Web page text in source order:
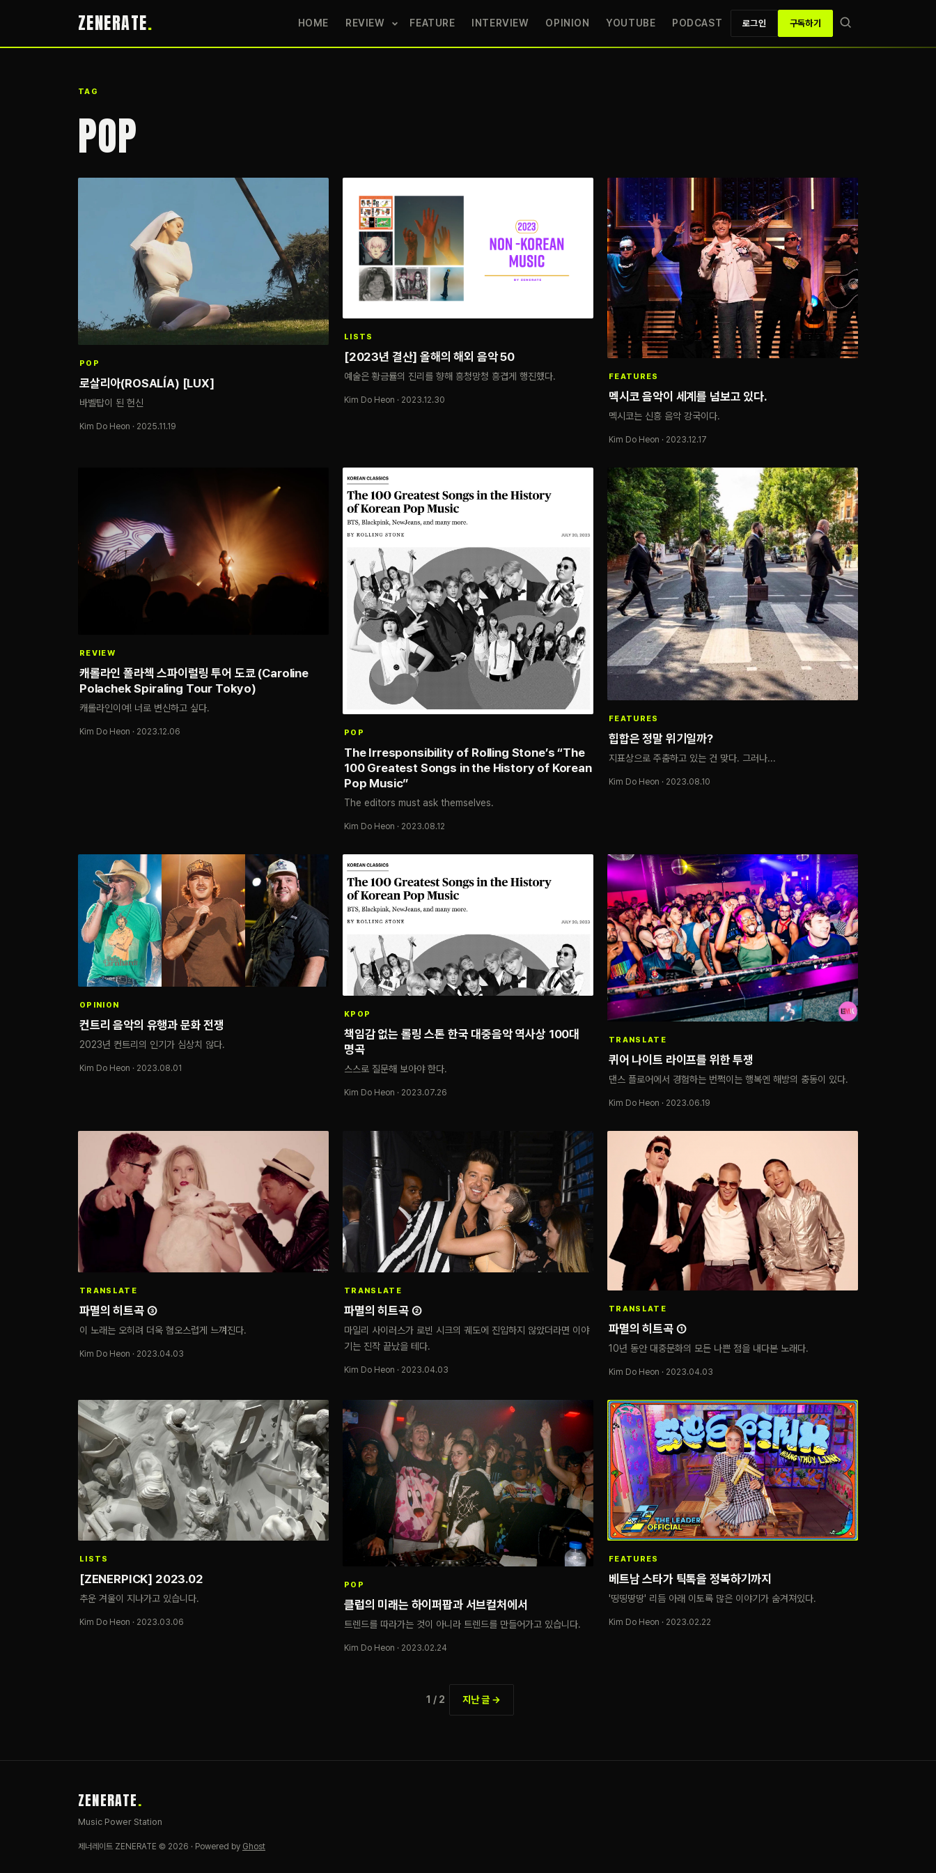
ZENERATE HOME REVIEW FEATURE INTERVIEW OPINION YOUTUBE PODCAST 로그인 구독하기
TAG
POP
POP
로살리아(ROSALÍA) [LUX]
바벨탑이 된 헌신
Kim Do Heon · 2025.11.19
LISTS
[2023년 결산] 올해의 해외 음악 50
예술은 황금률의 진리를 향해 흥청망청 흥겹게 행진했다.
Kim Do Heon · 2023.12.30
FEATURES
멕시코 음악이 세계를 넘보고 있다.
멕시코는 신흥 음악 강국이다.
Kim Do Heon · 2023.12.17
REVIEW
캐롤라인 폴라첵 스파이럴링 투어 도쿄 (Caroline
Polachek Spiraling Tour Tokyo)
캐롤라인이여! 너로 변신하고 싶다.
Kim Do Heon · 2023.12.06 POP
The Irresponsibility of Rolling Stone’s “The
100 Greatest Songs in the History of Korean
Pop Music”
The editors must ask themselves.
Kim Do Heon · 2023.08.12
FEATURES
힙합은 정말 위기일까?
지표상으로 주춤하고 있는 건 맞다. 그러나...
Kim Do Heon · 2023.08.10
OPINION
컨트리 음악의 유행과 문화 전쟁
2023년 컨트리의 인기가 심상치 않다.
Kim Do Heon · 2023.08.01
KPOP
책임감 없는 롤링 스톤 한국 대중음악 역사상 100대
명곡
스스로 질문해 보아야 한다.
Kim Do Heon · 2023.07.26
TRANSLATE
퀴어 나이트 라이프를 위한 투쟁
댄스 플로어에서 경험하는 번쩍이는 행복엔 해방의 충동이 있다.
Kim Do Heon · 2023.06.19
TRANSLATE
파멸의 히트곡 ③
이 노래는 오히려 더욱 혐오스럽게 느껴진다.
Kim Do Heon · 2023.04.03
TRANSLATE
파멸의 히트곡 ②
마일리 사이러스가 로빈 시크의 궤도에 진입하지 않았더라면 이야
기는 진작 끝났을 테다.
Kim Do Heon · 2023.04.03
TRANSLATE
파멸의 히트곡 ①
10년 동안 대중문화의 모든 나쁜 점을 내다본 노래다.
Kim Do Heon · 2023.04.03
LISTS
[ZENERPICK] 2023.02
추운 겨울이 지나가고 있습니다.
Kim Do Heon · 2023.03.06
POP
클럽의 미래는 하이퍼팝과 서브컬처에서
트렌드를 따라가는 것이 아니라 트렌드를 만들어가고 있습니다.
Kim Do Heon · 2023.02.24
FEATURES
베트남 스타가 틱톡을 정복하기까지
'띵띵땅땅' 리듬 아래 이토록 많은 이야기가 숨겨져있다.
Kim Do Heon · 2023.02.22
1 / 2 지난 글 →
ZENERATE
Music Power Station
제너레이트 ZENERATE © 2026 · Powered by Ghost